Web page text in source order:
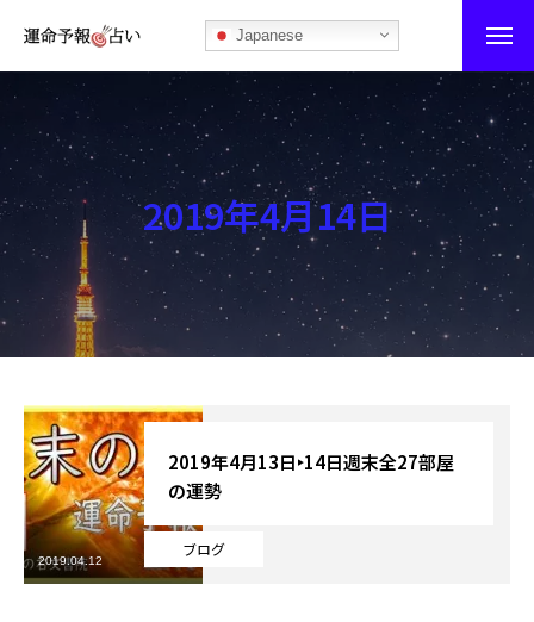
Japanese
運命予報占い
運命予報占いとは
あなたの所属部屋を探そう！
最恐の相性占い
秘伝公開！吉凶カレンダー
記事カテゴリー
ブログ
お知らせ
芸能界
2019年4月14日
ブログ
2019年4月13日‣14日週末全27部屋
の運勢
2019.04.12